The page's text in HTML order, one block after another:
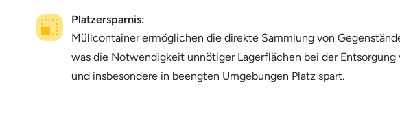
Platzersparnis:
Müllcontainer ermöglichen die direkte Sammlung von
was die Notwendigkeit unnötiger Lagerflächen bei der Entsorgung
und insbesondere in beengten Umgebungen Platz spart.